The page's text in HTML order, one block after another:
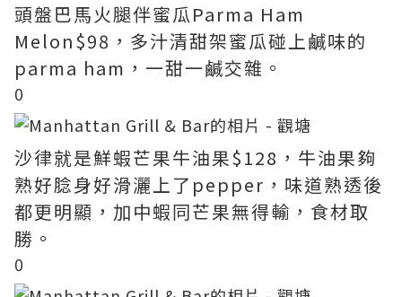
頭盤巴馬火腿伴蜜瓜Parma Ham
Melon$98，多汁清甜架蜜瓜碰上鹹味的
parma ham，一甜一鹹交雜。
0
沙律就是鮮蝦芒果牛油果$128，牛油果夠
熟好腍身好滑灑上了pepper，味道熟透後
都更明顯，加中蝦同芒果無得輸，食材取
勝。
0